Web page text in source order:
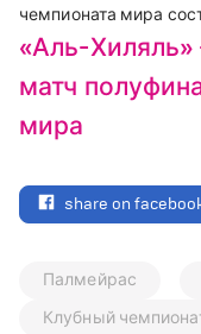
чемпионата мира
«Аль-Хиляль»
матч
мира
share on
Палмейрас
Клубный